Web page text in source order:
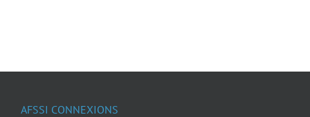
AFSSI CONNEXIONS